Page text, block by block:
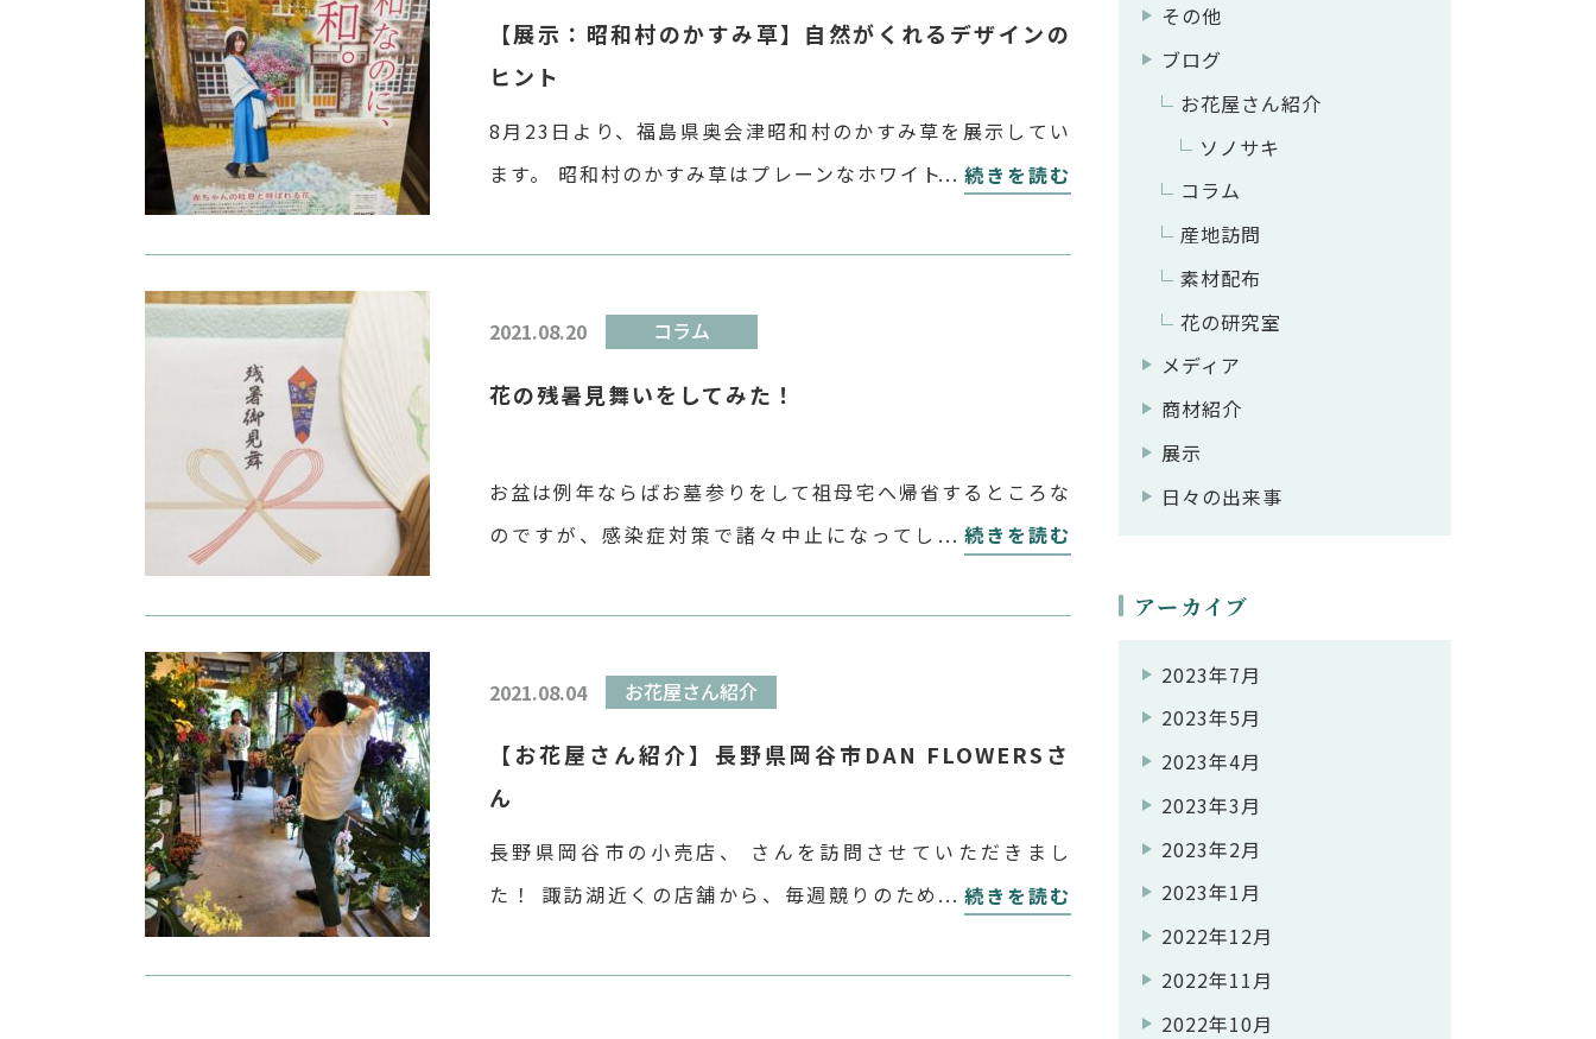
【展示：昭和村のかすみ草】自然がくれるデザインの
ヒント
8月23日より、福島県奥会津昭和村のかすみ草を展示してい
ます。 昭和村のかすみ草はプレーンなホワイトだけでなく、
もちろんお花をあまり知らない方でも、「好きな花は何で
続きを読む
2021.08.20 コラム
花の残暑見舞いをしてみた！
お盆は例年ならばお墓参りをして祖母宅へ帰省するところな
のですが、感染症対策で諸々中止になってしまいました。
いぶん祖母の顔を見ていないことになります。そういえば、
続きを読む
2021.08.04 お花屋さん紹介
【お花屋さん紹介】長野県岡谷市DAN FLOWERSさ
ん
長野県岡谷市の小売店、 さんを訪問させていただきまし
た！ 諏訪湖近くの店舗から、毎週競りのためにご来場され
どんなわけがあるのでしょう？オーナーの花岡さんにお話
続きを読む
その他
ブログ
お花屋さん紹介
ソノサキ
コラム
産地訪問
素材配布
花の研究室
メディア
商材紹介
展示
日々の出来事
アーカイブ
2023年7月
2023年5月
2023年4月
2023年3月
2023年2月
2023年1月
2022年12月
2022年11月
2022年10月